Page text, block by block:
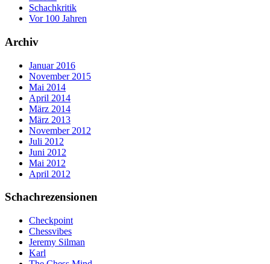
Schachkritik
Vor 100 Jahren
Archiv
Januar 2016
November 2015
Mai 2014
April 2014
März 2014
März 2013
November 2012
Juli 2012
Juni 2012
Mai 2012
April 2012
Schachrezensionen
Checkpoint
Chessvibes
Jeremy Silman
Karl